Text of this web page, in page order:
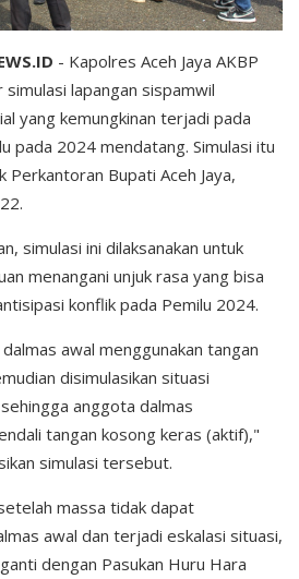
- Kapolres Aceh Jaya AKBP
lapangan sispamwil
yang kemungkinan terjadi pada
pada 2024 mendatang. Simulasi itu
Perkantoran Bupati Aceh Jaya,
simulasi ini dilaksanakan untuk
menangani unjuk rasa yang bisa
konflik pada Pemilu 2024.
dalmas awal menggunakan tangan
disimulasikan situasi
anggota dalmas
tangan kosong keras (aktif),"
simulasi tersebut.
massa tidak dapat
awal dan terjadi eskalasi situasi,
dengan Pasukan Huru Hara